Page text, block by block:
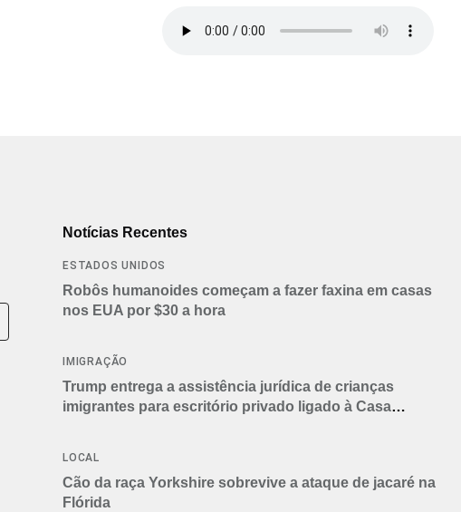
Notícias Recentes
ESTADOS UNIDOS
Robôs humanoides começam a fazer faxina em casas
nos EUA por $30 a hora
IMIGRAÇÃO
Trump entrega a assistência jurídica de crianças
imigrantes para escritório privado ligado à Casa
LOCAL
Cão da raça Yorkshire sobrevive a ataque de jacaré na
Flórida